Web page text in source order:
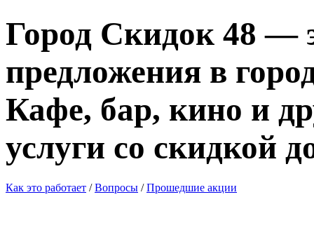
Город Скидок 48 —
предложения в
Кафе, бар, кино и
услуги со скидкой
Как это работает / Вопросы / Прошедшие акции